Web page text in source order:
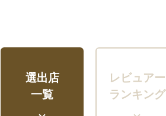
選出店
一覧
レビュアー
ランキング